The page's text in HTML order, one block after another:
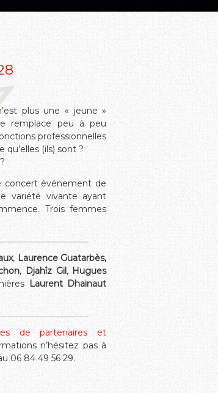
plus une « jeune »
remplace peu à peu
professionnelles
(ils) sont ?
concert événement de
variété vivante ayant
Trois femmes
, Laurence Guatarbès,
, Djahîz Gil, Hugues
Laurent Dhainaut
de partenaires et
n’hésitez pas à
06 84 49 56 29.